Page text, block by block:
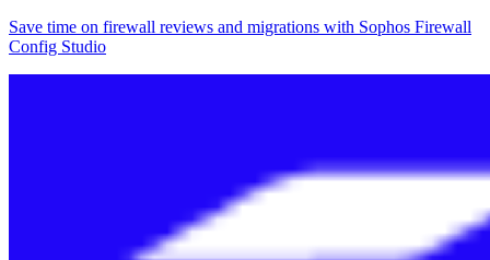
Save time on firewall reviews and migrations with Sophos Firewall
Config Studio